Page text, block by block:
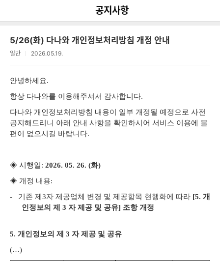
와
공지사항
5/26(화) 다나와 개인정보처리방침 개정 안내
일반 2026.05.19.
안녕하세요.
항상 다나와를 이용해주셔서 감사합니다.
다나와 개인정보처리방침 내용이 일부 개정될 예정으로 사전
공지해드리니 아래 안내 사항을 확인하시어 서비스 이용에 불
편이 없으시길 바랍니다.
◈ 시행일: 2026. 05. 26. (화)
◈ 개정 내용:
-
기존 제3자 제공업체 변경 및 제공항목 현행화에 따라 [5. 개
인정보의 제 3 자 제공 및 공유] 조항 개정
5. 개인정보의 제 3 자 제공 및 공유
(…)